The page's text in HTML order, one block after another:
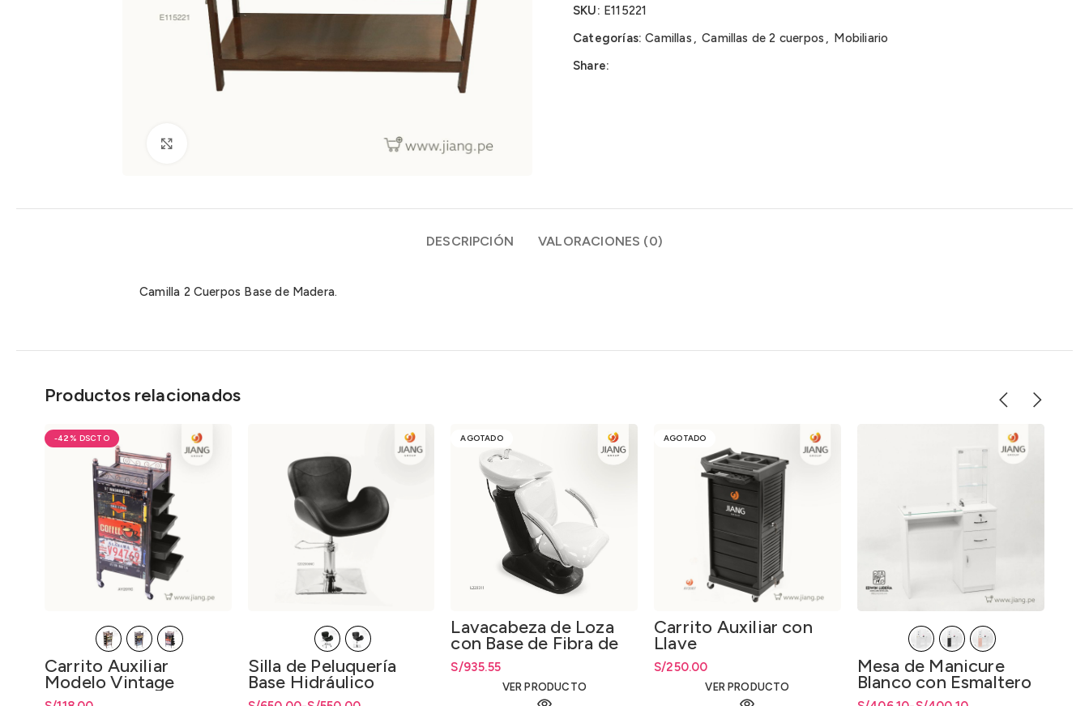
SKU: E115221
Categorías: Camillas , Camillas de 2 cuerpos , Mobiliario
Share:
DESCRIPCIÓN VALORACIONES (0)
Camilla 2 Cuerpos Base de Madera.
Productos relacionados
-42%
Carrito Auxiliar
Modelo Vintage
Silla de Peluquería
Base Hidráulico
Cromado
AGOTADO
Lavacabeza de Loza
con Base de Fibra de
Vidrio 0325
S/935.55
VER PRODUCTO
AGOTADO
Carrito Auxiliar con
Llave
S/250.00
VER PRODUCTO
Mesa de Manicure
Blanco con Esmaltero
y Capitoneado